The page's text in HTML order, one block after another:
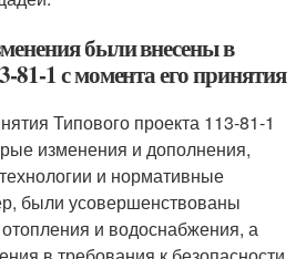
были внесены в
81-1 с момента его принятия
Типового проекта 113-81-1
изменения и дополнения,
и нормативные
были усовершенствованы
и водоснабжения, а